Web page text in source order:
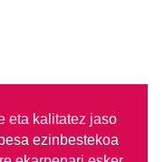
eta kalitatez jaso
ezinbestekoa